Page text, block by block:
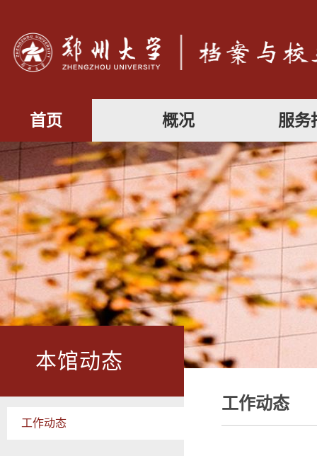
首页 概况 服务
本馆动态
工作动态
工作动态